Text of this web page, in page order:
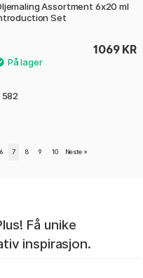
Assortment 6x20 ml
Set
1069 KR
582
6 7 8 9 10 Neste »
Få unike
inspirasjon.